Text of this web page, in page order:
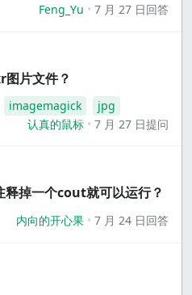
Feng_Yu 7 月 27 日回答
片文件？
imagemagick
jpg
认真的鼠标
7 月 27 日提问
释掉一个cout就可以运行？
内向的开心果 7 月 24 日回答